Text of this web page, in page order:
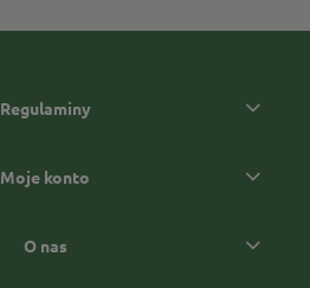
Regulaminy
Moje konto
O nas